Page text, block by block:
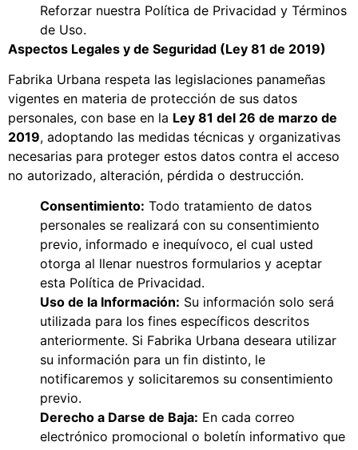
Reforzar nuestra Política de Privacidad y Términos
de Uso.
Aspectos Legales y de Seguridad (Ley 81 de 2019)
Fabrika Urbana respeta las legislaciones panameñas
vigentes en materia de protección de sus datos
personales, con base en la Ley 81 del 26 de marzo de
2019, adoptando las medidas técnicas y organizativas
necesarias para proteger estos datos contra el acceso
no autorizado, alteración, pérdida o destrucción.
Consentimiento: Todo tratamiento de datos
personales se realizará con su consentimiento
previo, informado e inequívoco, el cual usted
otorga al llenar nuestros formularios y aceptar
esta Política de Privacidad.
Uso de la Información: Su información solo será
utilizada para los fines específicos descritos
anteriormente. Si Fabrika Urbana deseara utilizar
su información para un fin distinto, le
notificaremos y solicitaremos su consentimiento
previo.
Derecho a Darse de Baja: En cada correo
electrónico promocional o boletín informativo que